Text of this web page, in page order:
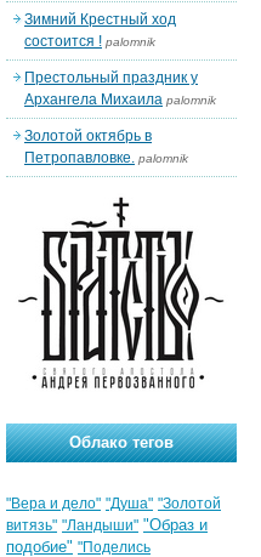
Зимний Крестный ход
состоится ! palomnik
Престольный праздник у
Архангела Михаила palomnik
Золотой октябрь в
Петропавловке. palomnik
Облако тегов
"Вера и дело" "Душа" "Золотой
витязь" "Ландыши" "Образ и
подобие" "Поделись